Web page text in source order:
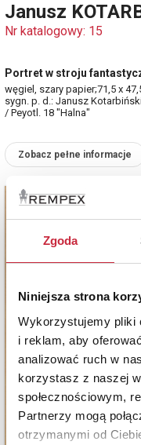
Zgoda
Niniejsza strona
Wykorzystujemy pliki
i reklam, aby
analizować ruch w
korzystasz z naszej
społecznościowym,
Partnerzy mogą
otrzymanymi od
Janusz
Nr katalogowy: 15
Portret w stroju
węgiel, szary papier;71,5 x
sygn. p. d.: Janusz
/ Peyotl. 18 "Halna"
Zobacz pełne informacje